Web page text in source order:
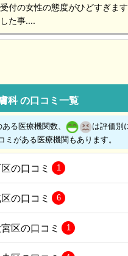
付の女性の態度がひどすぎます
た事....
科 の口コミ一覧
る医療機関数、
は評価別
ミがある医療機関もあります。
の口コミ 1
の口コミ 6
区の口コミ 1